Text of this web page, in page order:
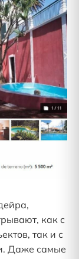
как с
так и с
Даже самые